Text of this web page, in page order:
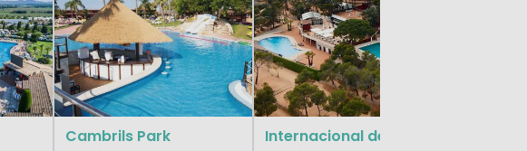
Cambrils Park